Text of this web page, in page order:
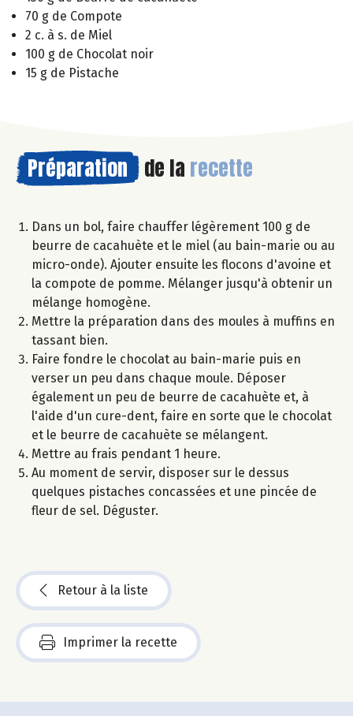
70 g de Compote
2 c. à s. de Miel
100 g de Chocolat noir
15 g de Pistache
Préparation de la recette
Dans un bol, faire chauffer légèrement 100 g de
beurre de cacahuète et le miel (au bain-marie ou au
micro-onde). Ajouter ensuite les flocons d'avoine et
la compote de pomme. Mélanger jusqu'à obtenir un
mélange homogène.
Mettre la préparation dans des moules à muffins en
tassant bien.
Faire fondre le chocolat au bain-marie puis en
verser un peu dans chaque moule. Déposer
également un peu de beurre de cacahuète et, à
l'aide d'un cure-dent, faire en sorte que le chocolat
et le beurre de cacahuète se mélangent.
Mettre au frais pendant 1 heure.
Au moment de servir, disposer sur le dessus
quelques pistaches concassées et une pincée de
fleur de sel. Déguster.
Retour à la liste
Imprimer la recette